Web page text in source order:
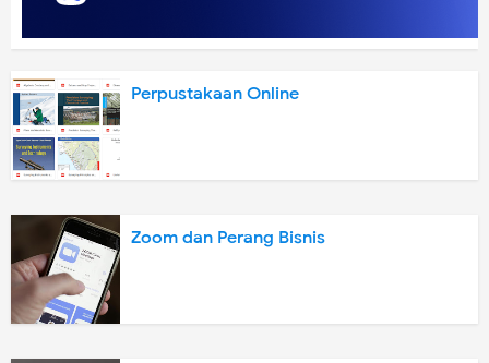
Perpustakaan Online
Zoom dan Perang Bisnis